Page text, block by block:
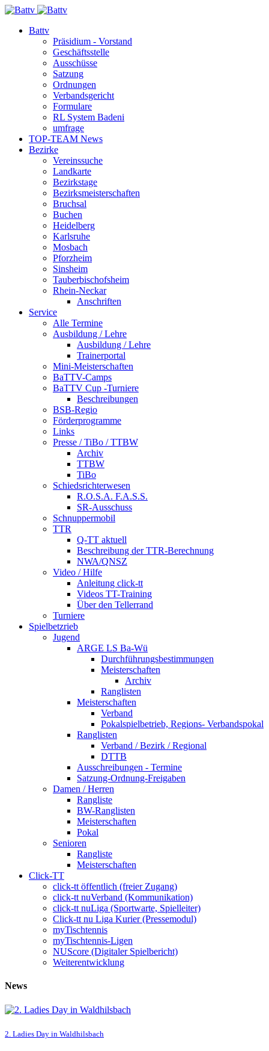
Battv
Präsidium - Vorstand
Geschäftsstelle
Ausschüsse
Satzung
Ordnungen
Verbandsgericht
Formulare
RL System Badeni
umfrage
TOP-TEAM News
Bezirke
Vereinssuche
Landkarte
Bezirkstage
Bezirksmeisterschaften
Bruchsal
Buchen
Heidelberg
Karlsruhe
Mosbach
Pforzheim
Sinsheim
Tauberbischofsheim
Rhein-Neckar
Anschriften
Service
Alle Termine
Ausbildung / Lehre
Ausbildung / Lehre
Trainerportal
Mini-Meisterschaften
BaTTV-Camps
BaTTV Cup -Turniere
Beschreibungen
BSB-Regio
Förderprogramme
Links
Presse / TiBo / TTBW
Archiv
TTBW
TiBo
Schiedsrichterwesen
R.O.S.A. F.A.S.S.
SR-Ausschuss
Schnuppermobil
TTR
Q-TT aktuell
Beschreibung der TTR-Berechnung
NWA/QNSZ
Video / Hilfe
Anleitung click-tt
Videos TT-Training
Über den Tellerrand
Turniere
Spielbetzrieb
Jugend
ARGE LS Ba-Wü
Durchführungsbestimmungen
Meisterschaften
Archiv
Ranglisten
Meisterschaften
Verband
Pokalspielbetrieb, Regions- Verbandspokal
Ranglisten
Verband / Bezirk / Regional
DTTB
Ausschreibungen - Termine
Satzung-Ordnung-Freigaben
Damen / Herren
Rangliste
BW-Ranglisten
Meisterschaften
Pokal
Senioren
Rangliste
Meisterschaften
Click-TT
click-tt öffentlich (freier Zugang)
click-tt nuVerband (Kommunikation)
click-tt nuLiga (Sportwarte, Spielleiter)
Click-tt nu Liga Kurier (Pressemodul)
myTischtennis
myTischtennis-Ligen
NUScore (Digitaler Spielbericht)
Weiterentwicklung
News
2. Ladies Day in Waldhilsbach